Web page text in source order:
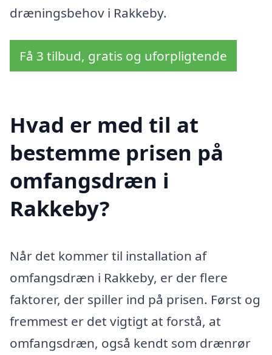
dræningsbehov i Rakkeby.
Få 3 tilbud, gratis og uforpligtende
Hvad er med til at
bestemme prisen på
omfangsdræn i
Rakkeby?
Når det kommer til installation af
omfangsdræn i Rakkeby, er der flere
faktorer, der spiller ind på prisen. Først og
fremmest er det vigtigt at forstå, at
omfangsdræn, også kendt som drænrør